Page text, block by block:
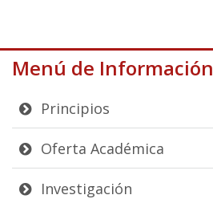
Menú de Información
Principios
Oferta Académica
Investigación